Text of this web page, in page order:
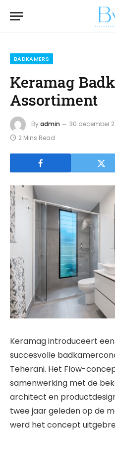
BADKAMERS
Keramag
Assortiment
Byadmin 30 december
2 Mins Read
Keramag introduceert
succesvolle
Teherani. Het Flow-
samenwerking met de
architect en
twee jaar geleden op de
werd het concept